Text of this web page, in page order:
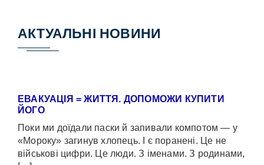
АКТУАЛЬНІ НОВИНИ
ЕВАКУАЦІЯ = ЖИТТЯ. ДОПОМОЖИ КУПИТИ
ЙОГО
Поки ми доїдали паски й запивали компотом — у
«Мороку» загинув хлопець. І є поранені. Це не
військові цифри. Це люди. З іменами. З родинами,